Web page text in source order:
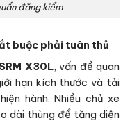
đăng kiểm
buộc phải tuân thủ
X30L, vấn đề quan
hạn kích thước và tải
hành. Nhiều chủ xe
dài thùng để tăng diện